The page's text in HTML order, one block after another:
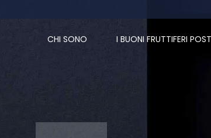
CHI SONO I BUONI FRUTTIFERI